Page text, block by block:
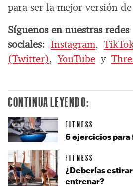
para ser la mejor versión
Síguenos en nuestras redes
sociales: Instagram,
(Twitter),YouTube y
CONTINUA LEYENDO:
FITNESS
6 ejercicios
FITNESS
¿Deberías
entrenar?